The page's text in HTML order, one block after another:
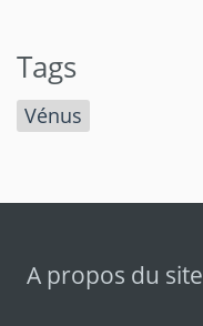
Tags
Vénus
A propos du site